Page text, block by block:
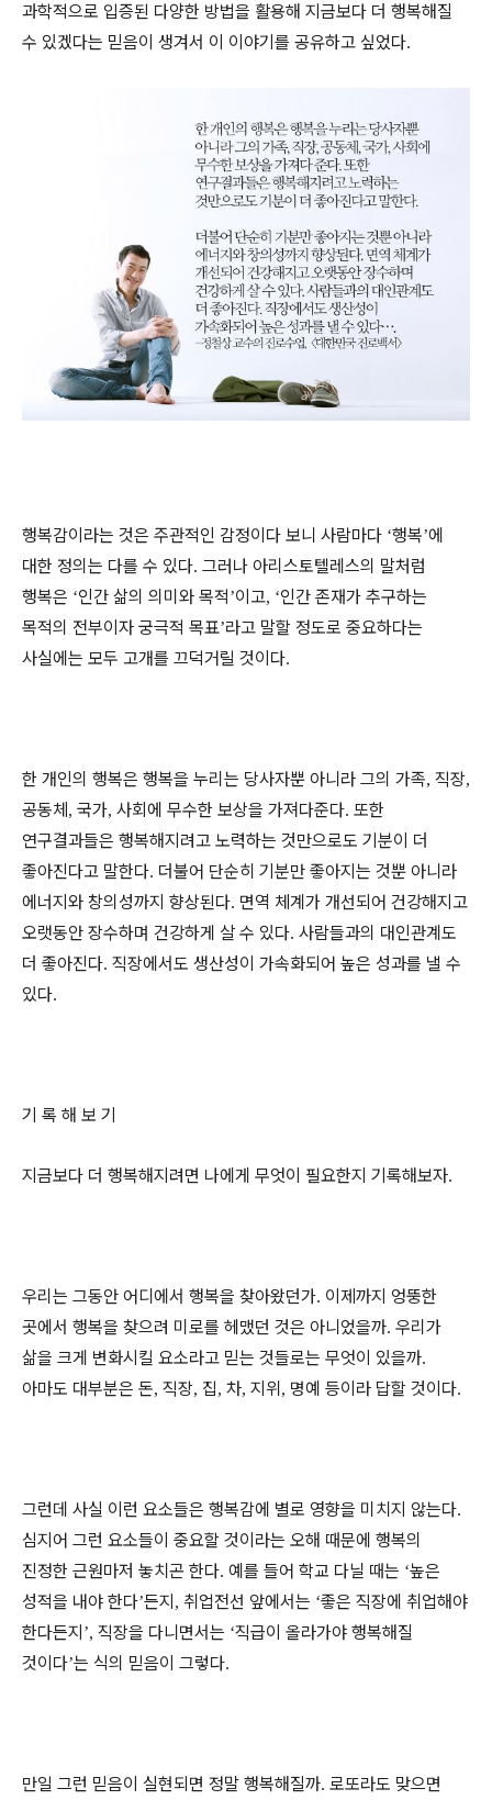
과학적으로 입증된 다양한 방법을 활용해 지금보다 더 행복해질
수 있겠다는 믿음이 생겨서 이 이야기를 공유하고 싶었다.
행복감이라는 것은 주관적인 감정이다 보니 사람마다 ‘행복’에
대한 정의는 다를 수 있다. 그러나 아리스토텔레스의 말처럼
행복은 ‘인간 삶의 의미와 목적’이고, ‘인간 존재가 추구하는
목적의 전부이자 궁극적 목표’라고 말할 정도로 중요하다는
사실에는 모두 고개를 끄덕거릴 것이다.
한 개인의 행복은 행복을 누리는 당사자뿐 아니라 그의 가족, 직장,
공동체 , 국가, 사회에 무수한 보상을 가져다준다. 또한
연구결과들은 행복해지려고 노력하는 것만으로도 기분이 더
좋아진다고 말한다. 더불어 단순히 기분만 좋아지는 것뿐 아니라
에너지와 창의성까지 향상된다. 면역 체계가 개선되어 건강해지고
오랫동안 장수하며 건강하게 살 수 있다. 사람들과의 대인관계도
더 좋아진다. 직장에서도 생산성이 가속화되어 높은 성과를 낼 수
있다.
기 록 해 보 기
지금보다 더 행복해지려면 나에게 무엇이 필요한지 기록해보자.
우리는 그동안 어디에서 행복을 찾아왔던가. 이제까지 엉뚱한
곳에서 행복을 찾으려 미로를 헤맸던 것은 아니었을까. 우리가
삶을 크게 변화시킬 요소라고 믿는 것들로는 무엇이 있을까.
아마도 대부분은 돈, 직장, 집, 차, 지위 , 명예 등이라 답할 것이다.
그런데 사실 이런 요소들은 행복감에 별로 영향을 미치지 않는다.
심지어 그런 요소들이 중요할 것이라는 오해 때문에 행복의
진정한 근원마저 놓치곤 한다. 예를 들어 학교 다닐 때는 ‘높은
성적을 내야 한다’든지 , 취업전선 앞에서는 ‘좋은 직장에 취업해야
한다든지 ’, 직장을 다니면서는 ‘직급이 올라가야 행복해질
것이다’는 식의 믿음이 그렇다.
만일 그런 믿음이 실현되면 정말 행복해질까. 로또라도 맞으면